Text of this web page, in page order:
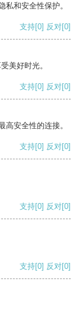
和安全性保护。
支持[0] 反对[0]
美好时光。
支持[0] 反对[0]
安全性的连接。
支持[0] 反对[0]
支持[0] 反对[0]
支持[0] 反对[0]